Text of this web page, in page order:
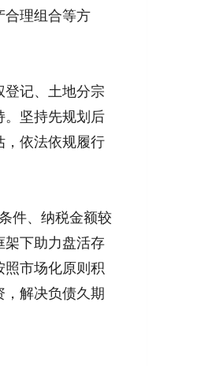
合理组合等方
记、土地分宗
坚持先规划后
依法依规履行
件、纳税金额较
下助力盘活存
市场化原则积
解决负债久期